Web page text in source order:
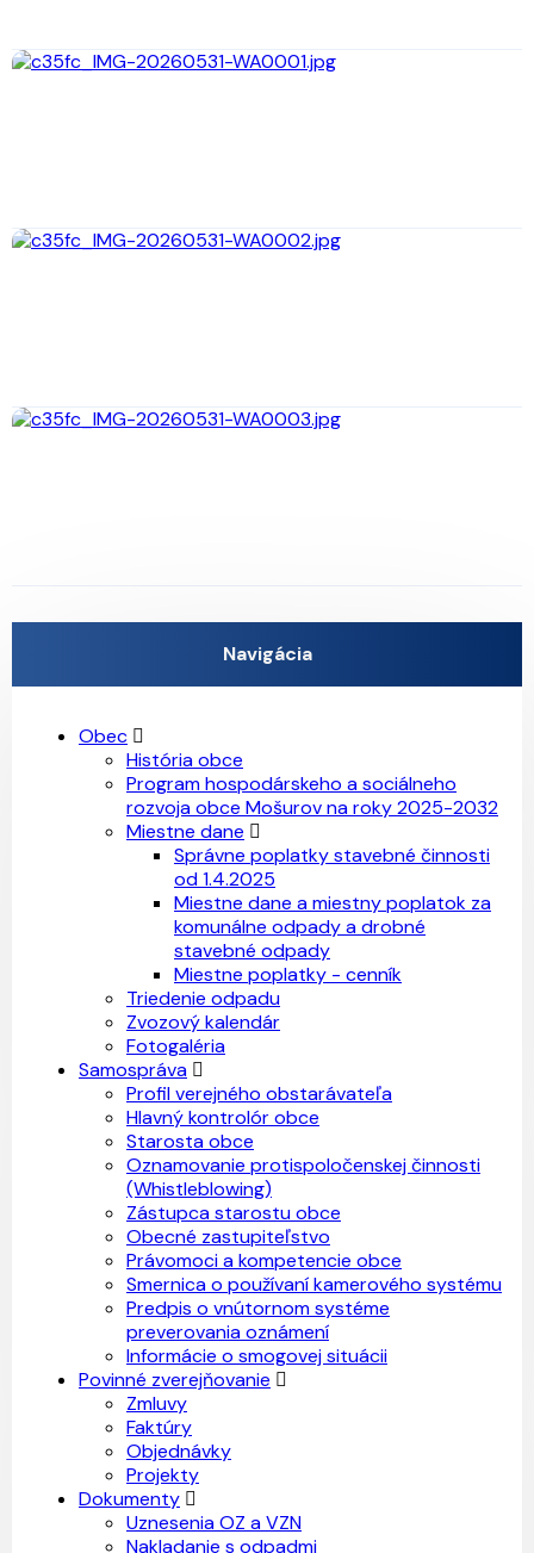
Navigácia
Obec
História obce
Program hospodárskeho a sociálneho
rozvoja obce Mošurov na roky 2025-2032
Miestne dane
Správne poplatky stavebné činnosti
od 1.4.2025
Miestne dane a miestny poplatok za
komunálne odpady a drobné
stavebné odpady
Miestne poplatky - cenník
Triedenie odpadu
Zvozový kalendár
Fotogaléria
Samospráva
Profil verejného obstarávateľa
Hlavný kontrolór obce
Starosta obce
Oznamovanie protispoločenskej činnosti
(Whistleblowing)
Zástupca starostu obce
Obecné zastupiteľstvo
Právomoci a kompetencie obce
Smernica o používaní kamerového systému
Predpis o vnútornom systéme
preverovania oznámení
Informácie o smogovej situácii
Povinné zverejňovanie
Zmluvy
Faktúry
Objednávky
Projekty
Dokumenty
Uznesenia OZ a VZN
Nakladanie s odpadmi